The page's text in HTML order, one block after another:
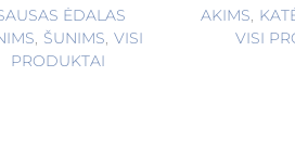
ĖDALAS
ŠUNIMS VISI
PRODUKTAI
AKIMS
VISI